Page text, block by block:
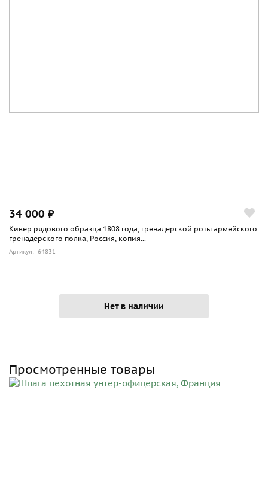
34 000 ₽
Кивер рядового образца 1808 года, гренадерской роты армейского
гренадерского полка, Россия, копия...
Артикул: 64831
Нет в наличии
Просмотренные товары